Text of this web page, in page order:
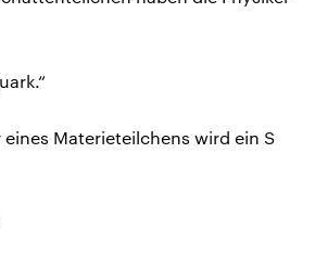
eines Materieteilchens wird ein S